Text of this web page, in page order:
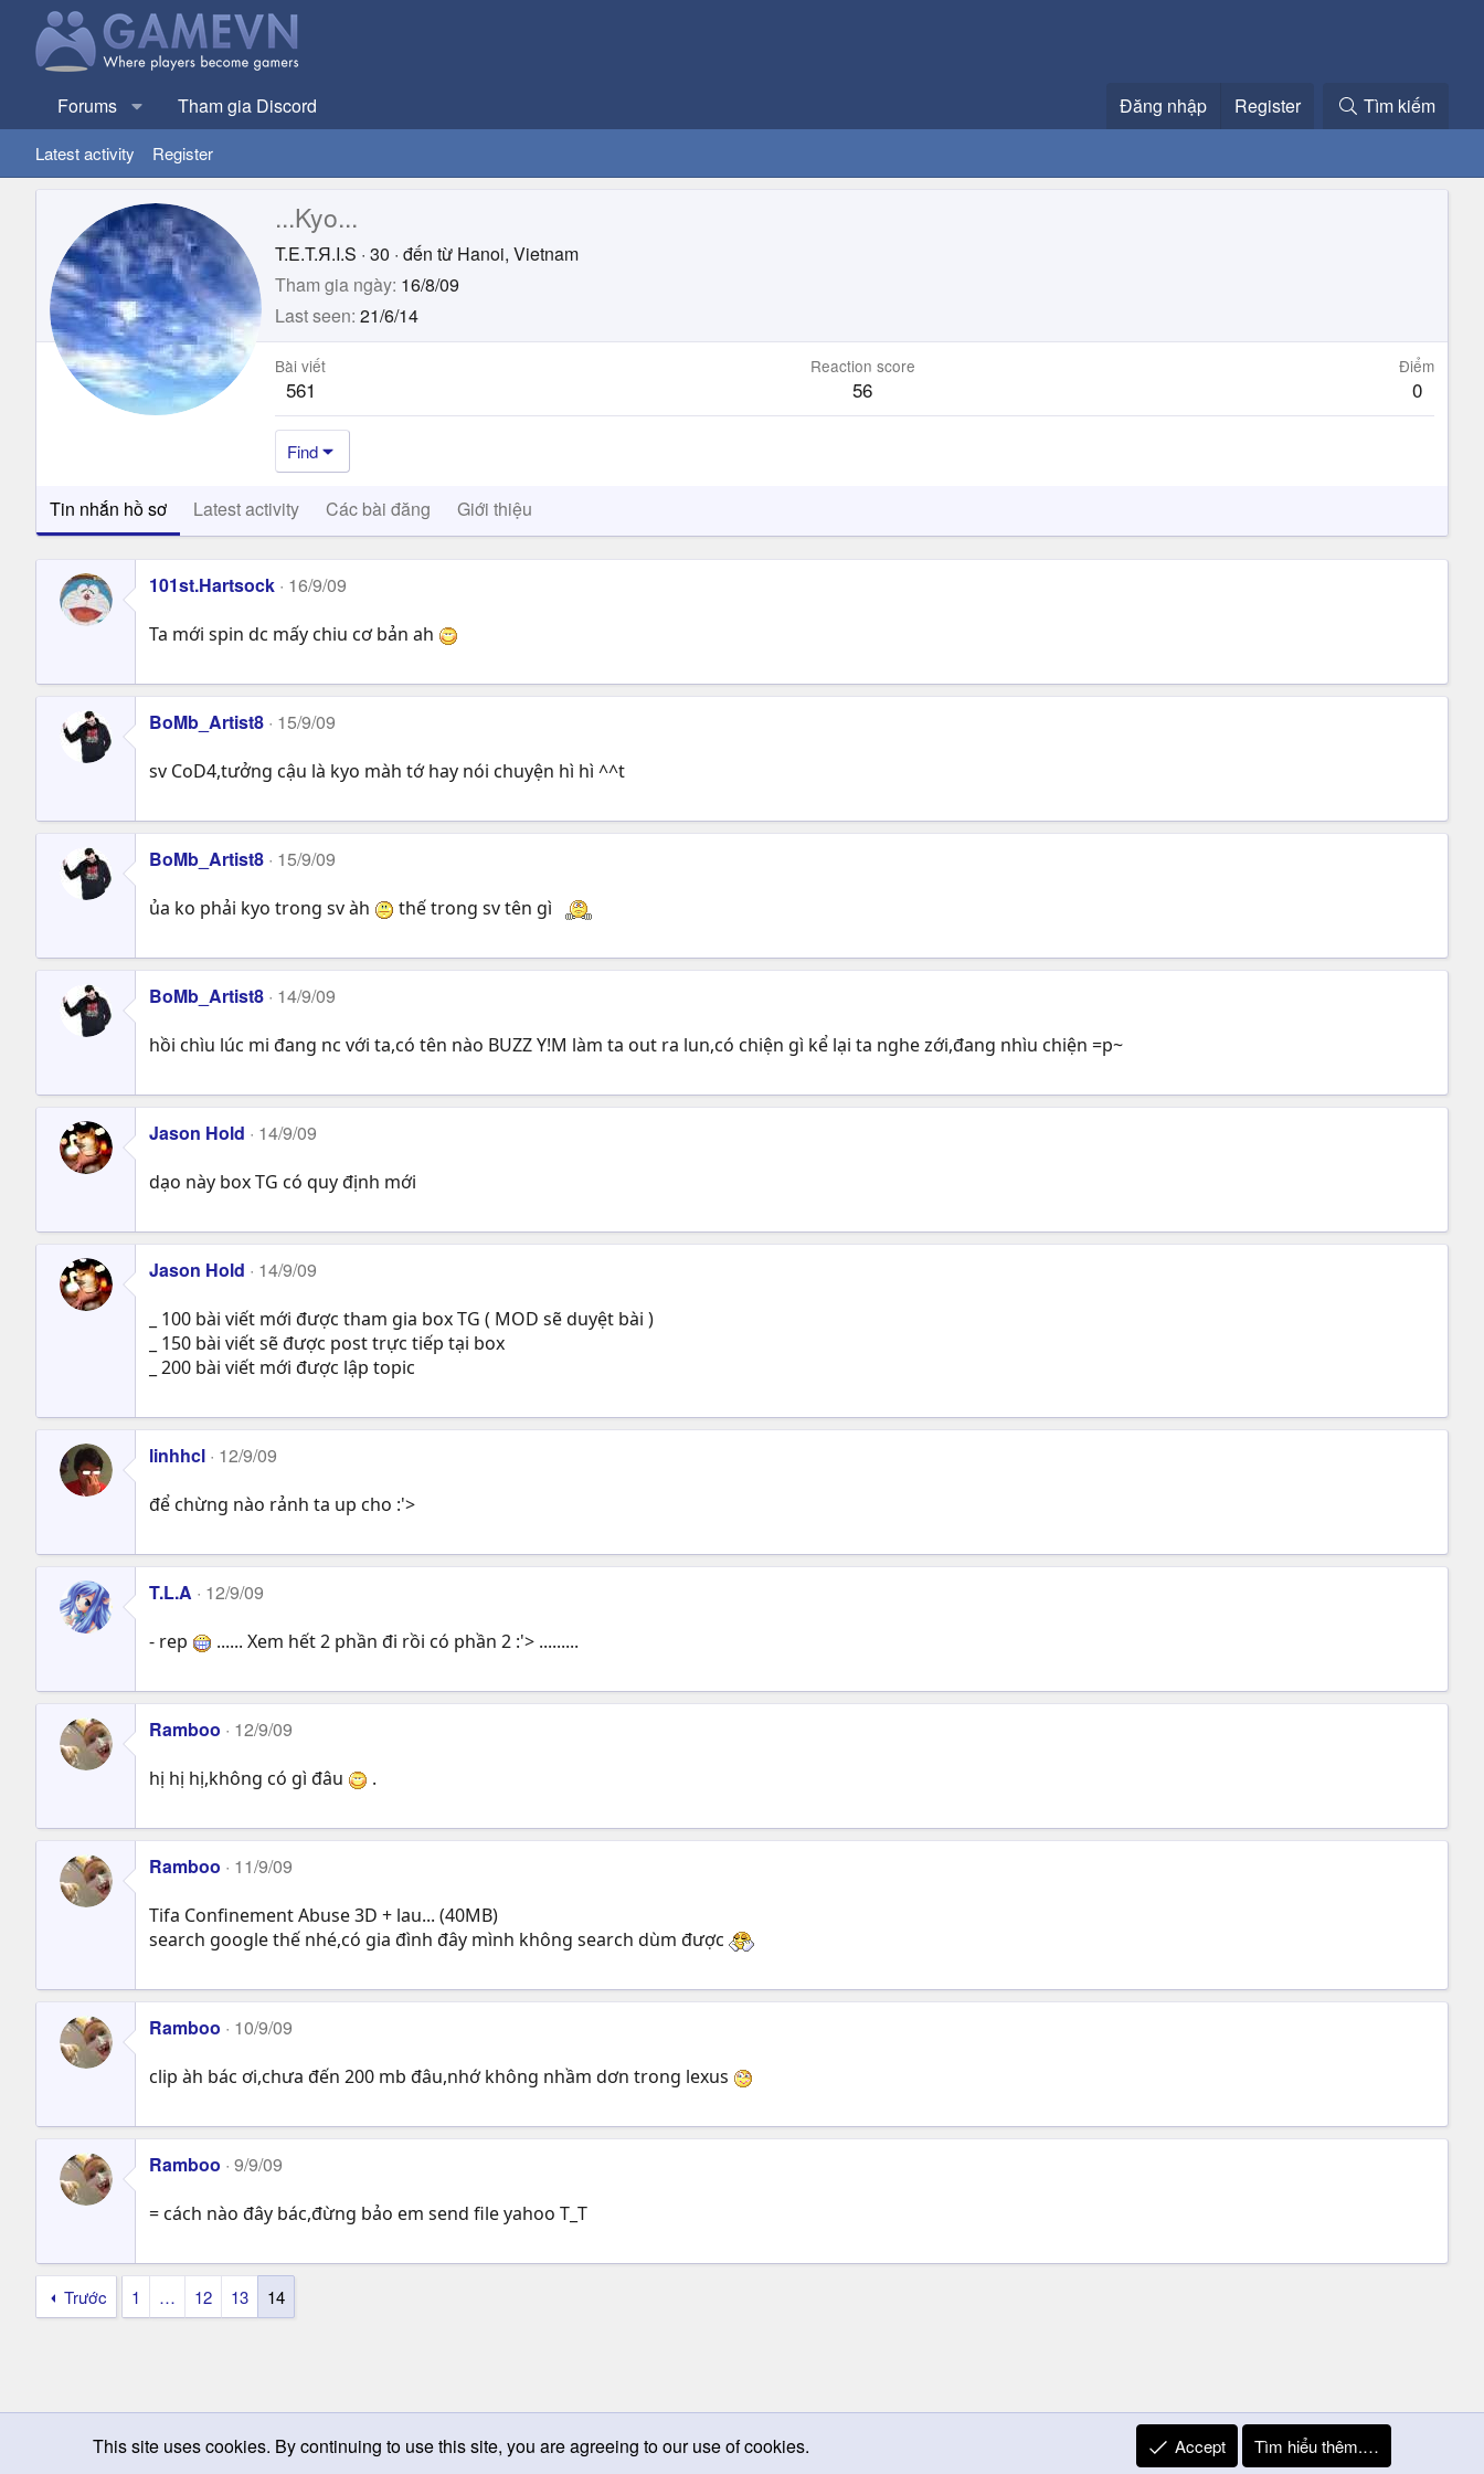
Forums Tham gia Discord Đăng nhập Register Tìm kiếm
Latest activity Register
...Kyo...
T.E.T.Я.I.S · 30 · đến từ Hanoi, Vietnam
Tham gia ngày 16/8/09
Last seen 21/6/14
Bài viết
561
Reaction score
56
Điểm
0
Find
Tin nhắn hồ sơ Latest activity Các bài đăng Giới thiệu
101st.Hartsock 16/9/09
Ta mới spin dc mấy chiu cơ bản ah
BoMb_Artist8 15/9/09
sv CoD4,tưởng cậu là kyo màh tớ hay nói chuyện hì hì ^^t
BoMb_Artist8 15/9/09
ủa ko phải kyo trong sv àh thế trong sv tên gì
BoMb_Artist8 14/9/09
hồi chìu lúc mi đang nc với ta,có tên nào BUZZ Y!M làm ta out ra lun,có chiện gì kể lại ta nghe zới,đang nhìu chiện =p~
Jason Hold 14/9/09
dạo này box TG có quy định mới
Jason Hold 14/9/09
_ 100 bài viết mới được tham gia box TG ( MOD sẽ duyệt bài )
_ 150 bài viết sẽ được post trực tiếp tại box
_ 200 bài viết mới được lập topic
linhhcl 12/9/09
để chừng nào rảnh ta up cho :'>
T.L.A 12/9/09
- rep ...... Xem hết 2 phần đi rồi có phần 2 :'> .........
Ramboo 12/9/09
hị hị hị,không có gì đâu .
Ramboo 11/9/09
Tifa Confinement Abuse 3D + lau... (40MB)
search google thế nhé,có gia đình đây mình không search dùm được
Ramboo 10/9/09
clip àh bác ơi,chưa đến 200 mb đâu,nhớ không nhầm dơn trong lexus
Ramboo 9/9/09
= cách nào đây bác,đừng bảo em send file yahoo T_T
Trước 1 … 12 13 14
Chọn giao diện Change width Quy định và Nội quy Privacy Policy Trợ giúp
This site uses cookies. By continuing to use this site, you are agreeing to our use of cookies. Accept Tìm hiểu thêm.…